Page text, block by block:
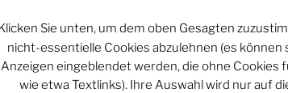
quadruviumclub
@quadruviumclub
quadruviumclub/
Klicken Sie unten, um dem oben Gesagten
nicht-essentielle Cookies abzulehnen (es
Anzeigen eingeblendet werden, die ohne Cookies
wie etwa Textlinks). Ihre Auswahl wird nur auf